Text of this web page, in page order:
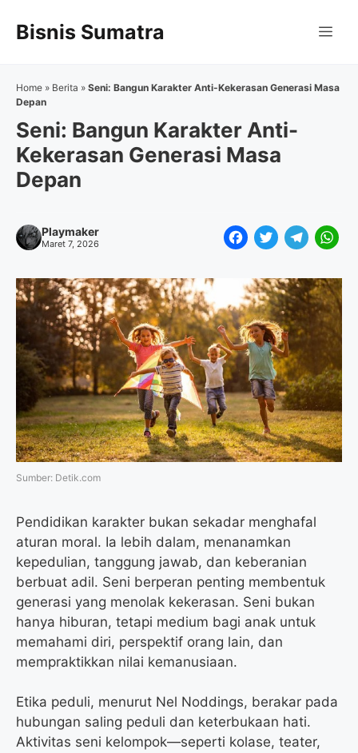
Bisnis Sumatra
Home » Berita » Seni: Bangun Karakter Anti-Kekerasan Generasi Masa
Depan
Seni: Bangun Karakter Anti-
Kekerasan Generasi Masa
Depan
Playmaker
Maret 7, 2026
F
e
b
o
o
k
T
i
t
t
e
r
T
l
e
g
r
a
m
W
a
t
s
A
p
p
Sumber: Detik.com
Pendidikan karakter bukan sekadar menghafal
aturan moral. Ia lebih dalam, menanamkan
kepedulian, tanggung jawab, dan keberanian
berbuat adil. Seni berperan penting membentuk
generasi yang menolak kekerasan. Seni bukan
hanya hiburan, tetapi medium bagi anak untuk
memahami diri, perspektif orang lain, dan
mempraktikkan nilai kemanusiaan.
Etika peduli, menurut Nel Noddings, berakar pada
hubungan saling peduli dan keterbukaan hati.
Aktivitas seni kelompok—seperti kolase, teater,